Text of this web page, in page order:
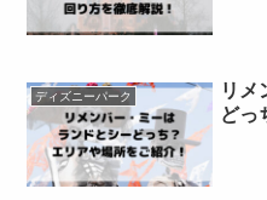
ディズニーパーク
リメ
どっ